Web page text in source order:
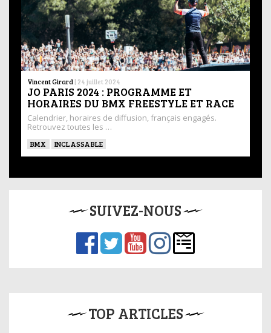
Vincent Girard | 24 juillet 2024
JO PARIS 2024 : PROGRAMME ET
HORAIRES DU BMX FREESTYLE ET RACE
Calendrier, horaires de diffusion, français engagés.
Retrouvez toutes les …
BMX INCLASSABLE
SUIVEZ-NOUS
TOP ARTICLES